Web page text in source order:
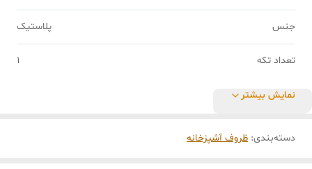
جنس پلاستیک
تعداد تکه 1
نمایش بیشتر
دسته‌بندی: ظروف آشپزخانه